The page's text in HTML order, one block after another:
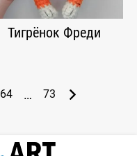
Тигрёнок Фреди
64 … 73